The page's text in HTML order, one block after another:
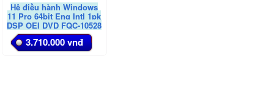
Hệ điều hành Windows
11 Pro 64bit Eng Intl 1pk
DSP OEI DVD FQC-10528
(DVD & Key)
3.710.000 vnđ